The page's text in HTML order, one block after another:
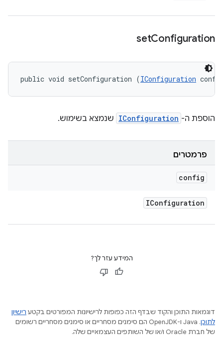
setConfiguration
public void setConfiguration (IConfiguration
הוספת ה- IConfiguration שנמצא בשימוש.
פרמטרים
config
IConfiguration
המידע עזר לך?
דוגמאות התוכן והקוד שבדף הזה כפופות לרישיונות המפורטים בקטע רישיון
לתוכן
.‏ Java ו-OpenJDK הם סימנים מסחריים או סימנים מסחריים רשומים
של חברת Oracle ו/או של השותפים העצמאיים שלה.